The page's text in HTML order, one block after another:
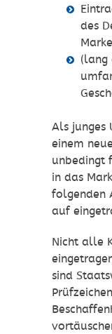
des
(lang
Als junges
einem
unbedingt
in das
folgenden
auf
Nicht alle
sind